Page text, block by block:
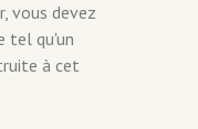
vous devez
tel qu'un
à cet